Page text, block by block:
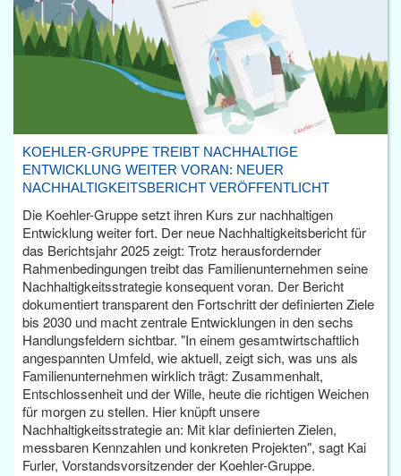
KOEHLER-GRUPPE TREIBT NACHHALTIGE
ENTWICKLUNG WEITER VORAN: NEUER
NACHHALTIGKEITSBERICHT VERÖFFENTLICHT
Die Koehler-Gruppe setzt ihren Kurs zur nachhaltigen
Entwicklung weiter fort. Der neue Nachhaltigkeitsbericht für
das Berichtsjahr 2025 zeigt: Trotz herausfordernder
Rahmenbedingungen treibt das Familienunternehmen seine
Nachhaltigkeitsstrategie konsequent voran. Der Bericht
dokumentiert transparent den Fortschritt der definierten Ziele
bis 2030 und macht zentrale Entwicklungen in den sechs
Handlungsfeldern sichtbar. "In einem gesamtwirtschaftlich
angespannten Umfeld, wie aktuell, zeigt sich, was uns als
Familienunternehmen wirklich trägt: Zusammenhalt,
Entschlossenheit und der Wille, heute die richtigen Weichen
für morgen zu stellen. Hier knüpft unsere
Nachhaltigkeitsstrategie an: Mit klar definierten Zielen,
messbaren Kennzahlen und konkreten Projekten", sagt Kai
Furler, Vorstandsvorsitzender der Koehler-Gruppe.